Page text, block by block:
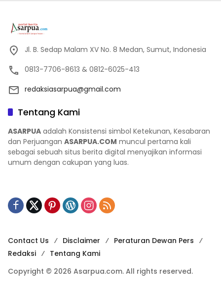
Jl. B. Sedap Malam XV No. 8 Medan, Sumut, Indonesia
0813-7706-8613 & 0812-6025-413
redaksiasarpua@gmail.com
Tentang Kami
ASARPUA adalah Konsistensi simbol Ketekunan, Kesabaran
dan Perjuangan ASARPUA.COM muncul pertama kali
sebagai sebuah situs berita digital menyajikan informasi
umum dengan cakupan yang luas.
Contact Us Disclaimer
Peraturan Dewan Pers
Redaksi
Tentang Kami
Copyright © 2026 Asarpua.com. All rights reserved.